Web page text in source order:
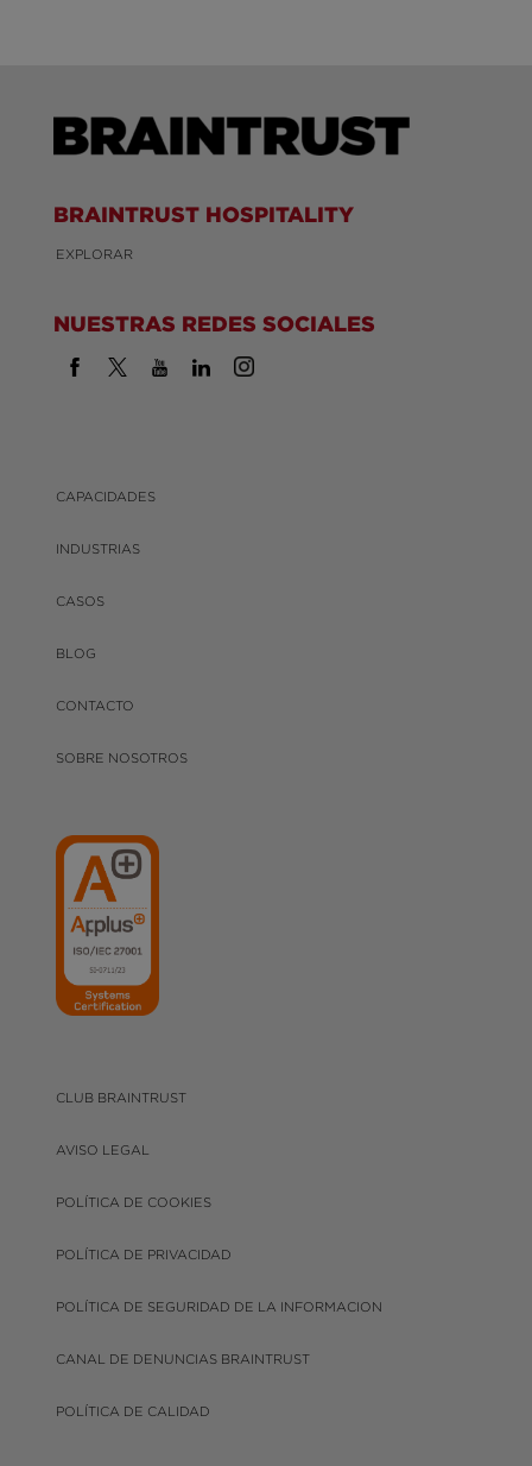
BRAINTRUST HOSPITALITY
EXPLORAR
NUESTRAS REDES SOCIALES
CAPACIDADES
INDUSTRIAS
CASOS
BLOG
CONTACTO
SOBRE NOSOTROS
CLUB BRAINTRUST
AVISO LEGAL
POLÍTICA DE COOKIES
POLÍTICA DE PRIVACIDAD
POLÍTICA DE SEGURIDAD DE LA INFORMACION
CANAL DE DENUNCIAS BRAINTRUST
POLÍTICA DE CALIDAD